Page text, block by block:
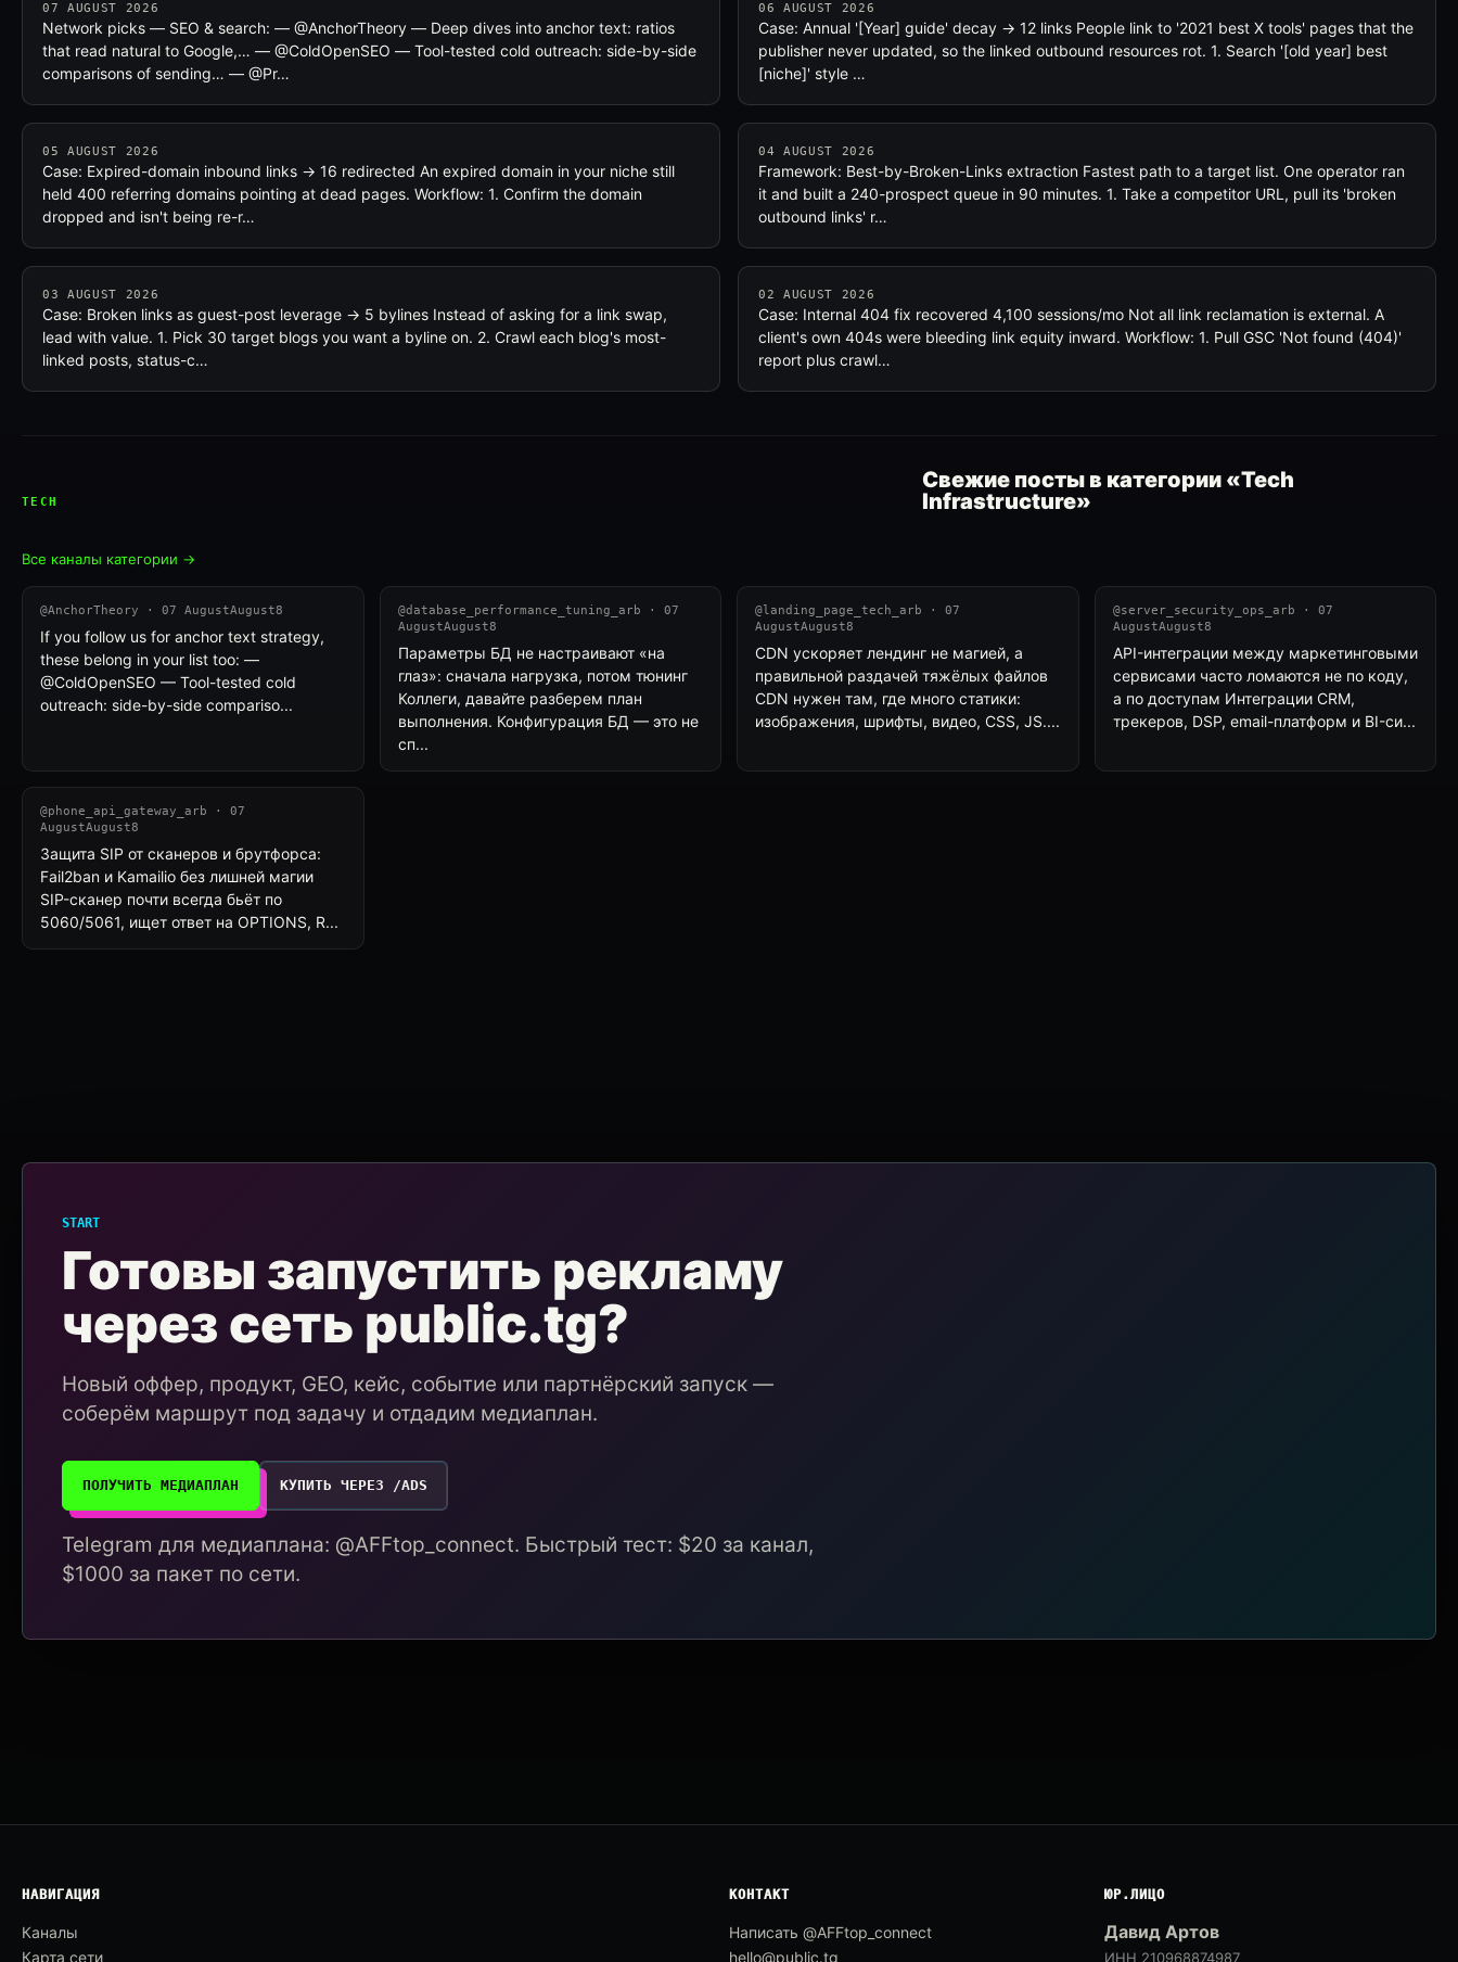
07 AUGUST 2026
Network picks — SEO & search: — @AnchorTheory — Deep dives into anchor text: ratios
that read natural to Google,… — @ColdOpenSEO — Tool-tested cold outreach: side-by-side
comparisons of sending… — @Pr…
06 AUGUST 2026
Case: Annual '[Year] guide' decay → 12 links People link to '2021 best X tools' pages that the
publisher never updated, so the linked outbound resources rot. 1. Search '[old year] best
[niche]' style …
05 AUGUST 2026
Case: Expired-domain inbound links → 16 redirected An expired domain in your niche still
held 400 referring domains pointing at dead pages. Workflow: 1. Confirm the domain
dropped and isn't being re-r…
04 AUGUST 2026
Framework: Best-by-Broken-Links extraction Fastest path to a target list. One operator ran
it and built a 240-prospect queue in 90 minutes. 1. Take a competitor URL, pull its 'broken
outbound links' r…
03 AUGUST 2026
Case: Broken links as guest-post leverage → 5 bylines Instead of asking for a link swap,
lead with value. 1. Pick 30 target blogs you want a byline on. 2. Crawl each blog's most-
linked posts, status-c…
02 AUGUST 2026
Case: Internal 404 fix recovered 4,100 sessions/mo Not all link reclamation is external. A
client's own 404s were bleeding link equity inward. Workflow: 1. Pull GSC 'Not found (404)'
report plus crawl…
TECH
Свежие посты в категории «Tech
Infrastructure»
Все каналы категории →
@AnchorTheory · 07 AugustAugust8
If you follow us for anchor text strategy,
these belong in your list too: —
@ColdOpenSEO — Tool-tested cold
outreach: side-by-side compariso...
@database_performance_tuning_arb · 07
AugustAugust8
Параметры БД не настраивают «на
глаз»: сначала нагрузка, потом тюнинг
Коллеги, давайте разберем план
выполнения. Конфигурация БД — это не
сп...
@landing_page_tech_arb · 07
AugustAugust8
CDN ускоряет лендинг не магией, а
правильной раздачей тяжёлых файлов
CDN нужен там, где много статики:
изображения, шрифты, видео, CSS, JS....
@server_security_ops_arb · 07
AugustAugust8
API-интеграции между маркетинговыми
сервисами часто ломаются не по коду,
а по доступам Интеграции CRM,
трекеров, DSP, email-платформ и BI-си...
@phone_api_gateway_arb · 07
AugustAugust8
Защита SIP от сканеров и брутфорса:
Fail2ban и Kamailio без лишней магии
SIP-сканер почти всегда бьёт по
5060/5061, ищет ответ на OPTIONS, R...
START
Готовы запустить рекламу
через сеть public.tg?
Новый оффер, продукт, GEO, кейс, событие или партнёрский запуск —
соберём маршрут под задачу и отдадим медиаплан.
ПОЛУЧИТЬ МЕДИАПЛАН КУПИТЬ ЧЕРЕЗ /ADS
Telegram для медиаплана: @AFFtop_connect. Быстрый тест: $20 за канал,
$1000 за пакет по сети.
НАВИГАЦИЯ
Каналы
Карта сети
КОНТАКТ
Написать @AFFtop_connect
hello@public.tg
ЮР.ЛИЦО
Давид Артов
ИНН 210968874987